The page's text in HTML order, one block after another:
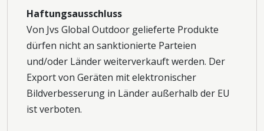
Haftungsausschluss
Von Jvs Global Outdoor gelieferte Produkte
dürfen nicht an sanktionierte Parteien
und/oder Länder weiterverkauft werden. Der
Export von Geräten mit elektronischer
Bildverbesserung in Länder außerhalb der EU
ist verboten.